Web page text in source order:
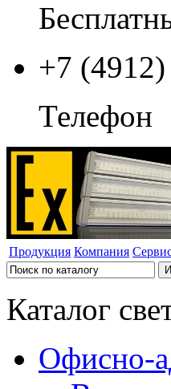
+7
Телефон
Продукция Компания
Каталог
Офисно-